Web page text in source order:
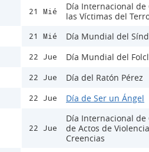
21 Mié
Día Internacional de
las Víctimas del
21 Mié Día Mundial del
22 Jue Día Mundial del
22 Jue Día del Ratón Pérez
22 Jue Día de Ser un Ángel
22 Jue
Día Internacional de
de Actos de
Creencias